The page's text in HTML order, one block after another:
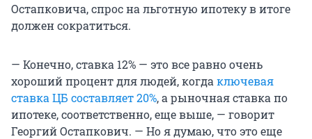
Остапковича, спрос на льготную ипотеку в итоге
должен сократиться.
— Конечно, ставка 12% — это все равно очень
хороший процент для людей, когда ключевая
ставка ЦБ составляет 20%, а рыночная ставка по
ипотеке, соответственно, еще выше, — говорит
Георгий Остапкович. — Но я думаю, что это еще